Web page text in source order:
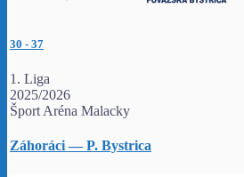
30 - 37
1. Liga
2025/2026
Šport Aréna Malacky
Záhoráci — P. Bystrica